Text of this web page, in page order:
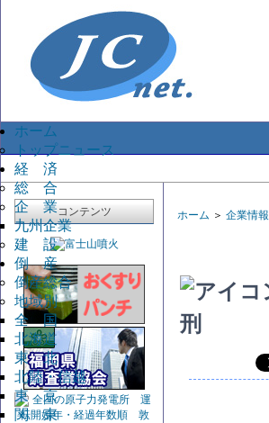
ホーム
トップニュース
経 済
総 合
企 業
九州企業
建 設
倒 産
倒産総合
地域別
全 国
北海道
東 北
北陸・信越
東 京
関 東
コンテンツ ホーム ＞ 企業情報
刑